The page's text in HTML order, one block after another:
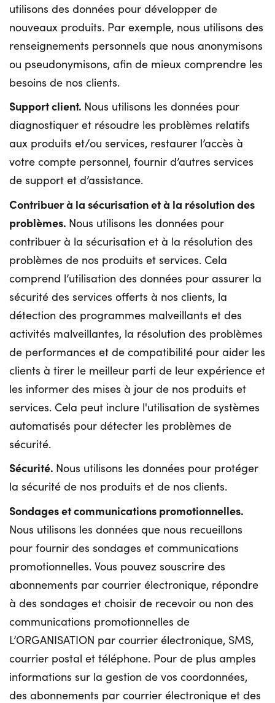
utilisons des données pour développer de
nouveaux produits. Par exemple, nous utilisons des
renseignements personnels que nous anonymisons
ou pseudonymisons, afin de mieux comprendre les
besoins de nos clients.
Support client. Nous utilisons les données pour
diagnostiquer et résoudre les problèmes relatifs
aux produits et/ou services, restaurer l’accès à
votre compte personnel, fournir d’autres services
de support et d’assistance.
Contribuer à la sécurisation et à la résolution des
problèmes. Nous utilisons les données pour
contribuer à la sécurisation et à la résolution des
problèmes de nos produits et services. Cela
comprend l’utilisation des données pour assurer la
sécurité des services offerts à nos clients, la
détection des programmes malveillants et des
activités malveillantes, la résolution des problèmes
de performances et de compatibilité pour aider les
clients à tirer le meilleur parti de leur expérience et
les informer des mises à jour de nos produits et
services. Cela peut inclure l'utilisation de systèmes
automatisés pour détecter les problèmes de
sécurité.
Sécurité. Nous utilisons les données pour protéger
la sécurité de nos produits et de nos clients.
Sondages et communications promotionnelles.
Nous utilisons les données que nous recueillons
pour fournir des sondages et communications
promotionnelles. Vous pouvez souscrire des
abonnements par courrier électronique, répondre
à des sondages et choisir de recevoir ou non des
communications promotionnelles de
L’ORGANISATION par courrier électronique, SMS,
courrier postal et téléphone. Pour de plus amples
informations sur la gestion de vos coordonnées,
des abonnements par courrier électronique et des